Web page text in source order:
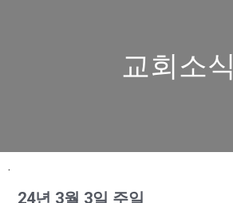
교회소식
.
24년 3월 3일 주일